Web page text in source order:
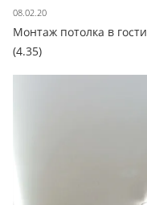
08.02.20
Монтаж потолка в
(4.35)